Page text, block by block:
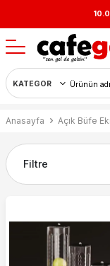
Anasayfa Açık Büfe
Filtre